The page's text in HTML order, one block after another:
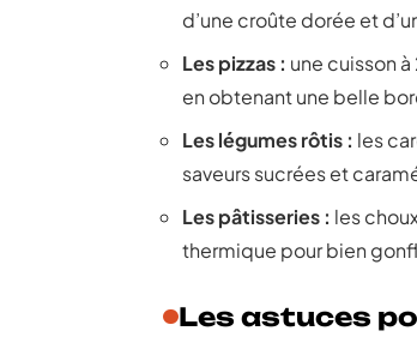
d’une croûte dorée et
Les pizzas : une cuisson
en obtenant une belle
Les légumes rôtis : les
saveurs sucrées et
Les pâtisseries : les
thermique pour bien
Les astuces